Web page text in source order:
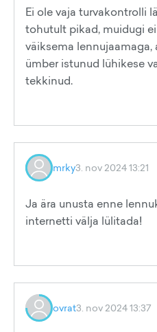
Ei ole vaja turvakontrolli
tohutult pikad, muidugi
väiksema
ümber istunud lühikese
tekkinud.
mrky3. nov 2024 13:21
Ja ära unusta enne
internetti välja lülitada!
ovrat3. nov 2024 13:37